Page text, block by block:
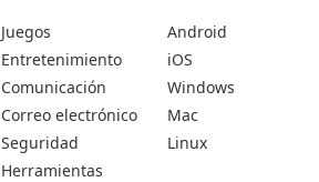
Juegos
Entretenimiento
Comunicación
Correo electrónico
Seguridad
Herramientas
Android
iOS
Windows
Mac
Linux